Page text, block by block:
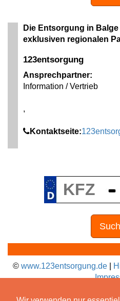
Die Entsorgung in
exklusiven regionalen
123entsorgung
Ansprechpartner:
Information / Vertrieb
,
Kontaktseite:
© www.123entsorgung.de